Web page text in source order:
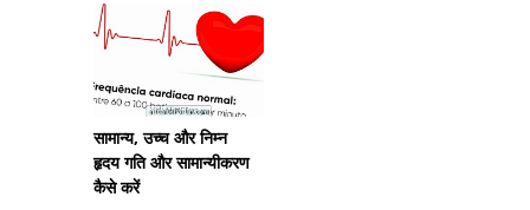
अलग करने के लिए ऑडीमेट्री
परीक्षा क
सामान्य, उच्च और निम्न
हृदय गति और सामान्यीकरण
कैसे करें